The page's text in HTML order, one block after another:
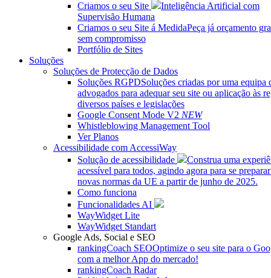
Criamos o seu Site
Inteligência Artificial com
Supervisão Humana
Criamos o seu Site á MedidaPeça já orçamento
sem compromisso
Portfólio de Sites
Soluções
Soluções de Protecção de Dados
Soluções RGPDSoluções criadas por uma equipa
advogados para adequar seu site ou aplicação às
diversos países e legislações
Google Consent Mode V2 NEW
Whistleblowing Management Tool
Ver Planos
Acessibilidade com AccessiWay
Solução de acessibilidade
Construa uma
acessível para todos, agindo agora para se
novas normas da UE a partir de junho de 2025.
Como funciona
Funcionalidades AI
WayWidget Lite
WayWidget Standart
Google Ads, Social e SEO
rankingCoach SEOOptimize o seu site para o
com a melhor App do mercado!
rankingCoach Radar